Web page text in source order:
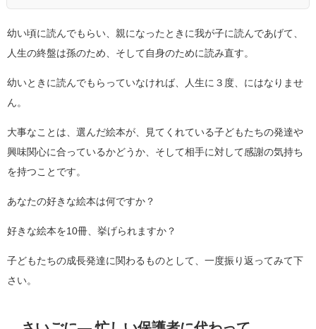
幼い頃に読んでもらい、親になったときに我が子に読んであげて、
人生の終盤は孫のため、そして自身のために読み直す。
幼いときに読んでもらっていなければ、人生に３度、にはなりませ
ん。
大事なことは、選んだ絵本が、見てくれている子どもたちの発達や
興味関心に合っているかどうか、そして相手に対して感謝の気持ち
を持つことです。
あなたの好きな絵本は何ですか？
好きな絵本を10冊、挙げられますか？
子どもたちの成長発達に関わるものとして、一度振り返ってみて下
さい。